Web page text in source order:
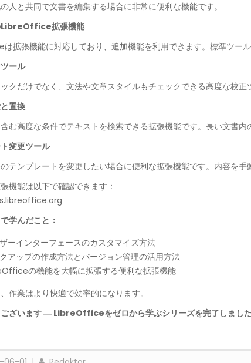
人と共同で文書を編集する場合に非常に便利な機能です。
LibreOffice拡張機能
拡張機能に対応しており、追加機能を利用できます。標準ツー
ール
クだけでなく、文法や文章スタイルもチェックできる高度な校
置換
む高度な条件でテキストを検索できる拡張機能です。長い文書内
変更ツール
テンプレートを変更したい場合に便利な拡張機能です。内容を手
機能は以下で確認できます：
学んだこと：
ーインターフェースのカスタマイズ方法
アップの作成方法とバージョン管理の活用方法
の機能を大幅に拡張する便利な拡張機能
作業はより快適で効率的になります。
ざいます ― LibreOfficeをゼロから学ぶシリーズを完了しました